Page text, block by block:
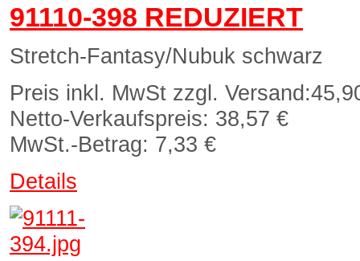
91110-398 REDUZIERT
Stretch-Fantasy/Nubuk schwarz
Preis inkl. MwSt zzgl. Versand:
Netto-Verkaufspreis: 38,57 €
MwSt.-Betrag: 7,33 €
Details